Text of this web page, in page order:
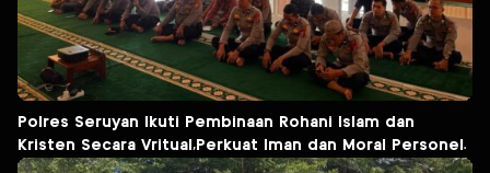
Polres Seruyan Ikuti Pembinaan Rohani Islam dan
Kristen Secara Vritual,Perkuat Iman dan Moral Personel.